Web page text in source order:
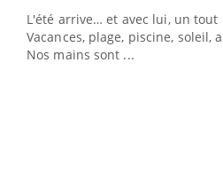
L'été arrive… et avec lui, un tout
Vacances, plage, piscine,
Nos mains sont ...